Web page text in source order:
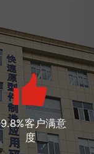
客户满意
度